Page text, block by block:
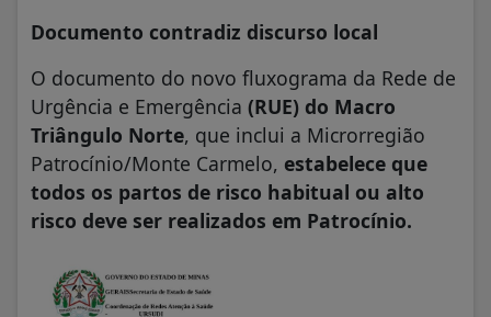
Documento contradiz discurso local
O documento do novo fluxograma da Rede de
Urgência e Emergência (RUE) do Macro
Triângulo Norte, que inclui a Microrregião
Patrocínio/Monte Carmelo, estabelece que
todos os partos de risco habitual ou alto
risco deve ser realizados em Patrocínio.